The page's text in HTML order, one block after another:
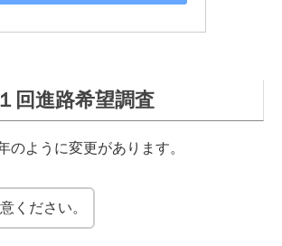
回進路希望調査
のように変更があります。
ください。